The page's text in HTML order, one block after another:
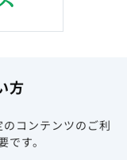
方
コンテンツのご利
す。